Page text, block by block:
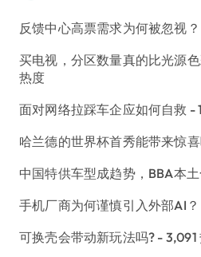
反馈中心高票需求为何被忽视？
买电视，分区数量真的比光源
热度
面对网络拉踩车企应如何自救 -
哈兰德的世界杯首秀能带来惊
中国特供车型成趋势，BBA本
手机厂商为何谨慎引入外部AI？
可换壳会带动新玩法吗? - 3,091